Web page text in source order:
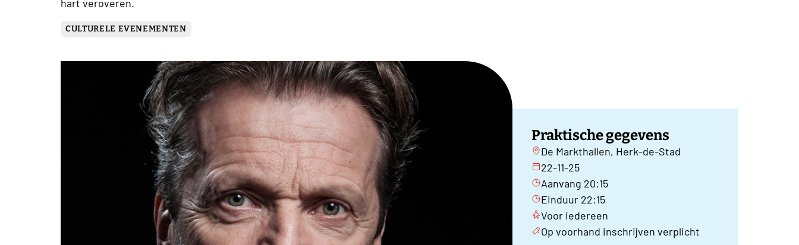
hart veroveren.
CULTURELE EVENEMENTEN
Praktische gegevens
De Markthallen, Herk-de-Stad
22-11-25
Aanvang 20:15
Einduur 22:15
Voor iedereen
Op voorhand inschrijven verplicht